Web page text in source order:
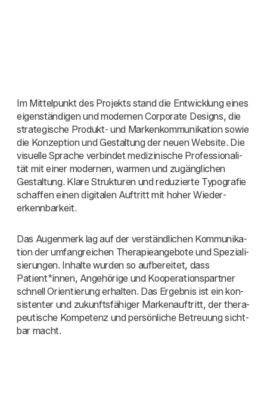
Im Mit­tel­punkt des Pro­jekts stand die Ent­wick­lung eines
eigen­stän­di­gen und moder­nen Cor­po­ra­te Designs, die
stra­te­gi­sche Pro­dukt- und Mar­ken­kom­mu­ni­ka­ti­on sowie
die Kon­zep­ti­on und Gestal­tung der neu­en Web­site. Die
visu­el­le Spra­che ver­bin­det medi­zi­ni­sche Pro­fes­sio­na­li­
tät mit einer moder­nen, war­men und zugäng­li­chen
Gestal­tung. Kla­re Struk­tu­ren und redu­zier­te Typo­gra­fie
schaf­fen einen digi­ta­len Auf­tritt mit hoher Wie­der­
erkenn­bar­keit.
Das Augen­merk lag auf der ver­ständ­li­chen Kom­mu­ni­ka­
ti­on der umfang­rei­chen The­ra­pie­an­ge­bo­te und Spe­zia­li­
sie­run­gen. Inhal­te wur­den so auf­be­rei­tet, dass
Patient*innen, Ange­hö­ri­ge und Koope­ra­ti­ons­part­ner
schnell Ori­en­tie­rung erhal­ten. Das Ergeb­nis ist ein kon­
sis­ten­ter und zukunfts­fä­hi­ger Mar­ken­auf­tritt, der the­ra­
peu­ti­sche Kom­pe­tenz und per­sön­li­che Betreu­ung sicht­
bar macht.